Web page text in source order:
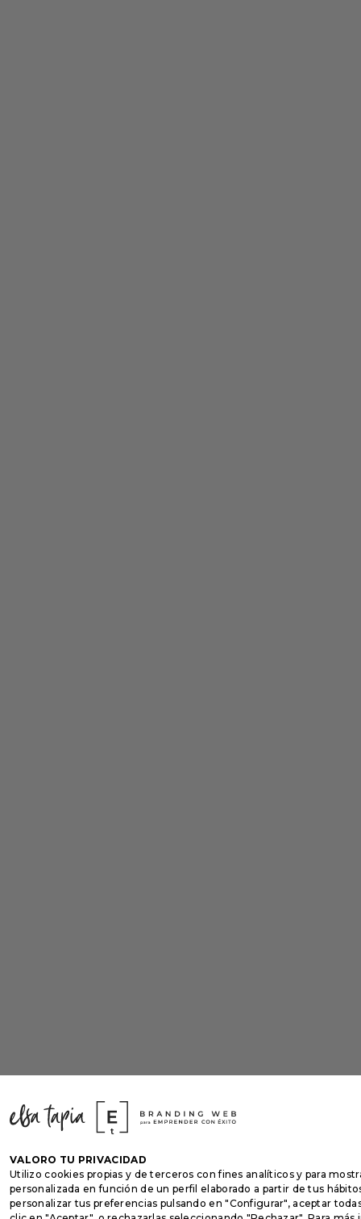
VALORO TU PRIVACIDAD
Utilizo cookies propias y de terceros con fines analíticos y para
personalizada en función de un perfil elaborado a partir de tus
personalizar tus preferencias pulsando en "Configurar", aceptar